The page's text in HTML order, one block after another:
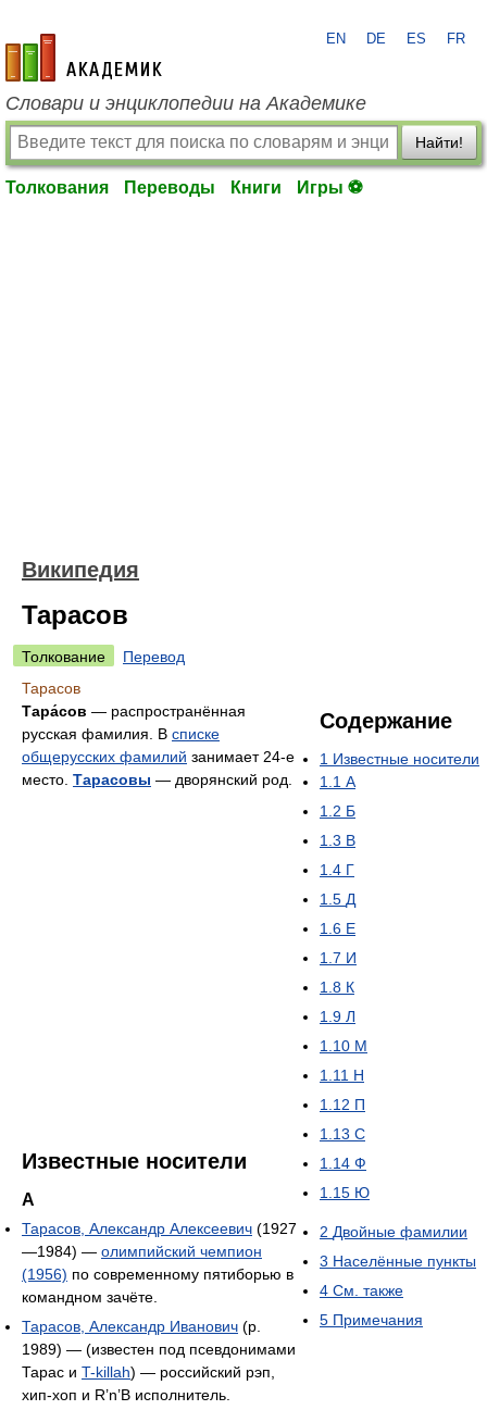
academic.ru
EN DE ES FR
Словари и энциклопедии на Академике
Найти!
Толкования Переводы Книги Игры ⚽
Википедия
Тарасов
Толкование
Перевод
Тарасов
Содержание
1 Известные носители
1.1 А
1.2 Б
1.3 В
1.4 Г
1.5 Д
1.6 Е
1.7 И
1.8 К
1.9 Л
1.10 М
1.11 Н
1.12 П
1.13 С
1.14 Ф
1.15 Ю
2 Двойные фамилии
3 Населённые пункты
4 См. также
5 Примечания
Тара́сов — распространённая
русская фамилия. В списке
общерусских фамилий занимает 24-е
место. Тарасовы — дворянский род.
Известные носители
А
Тарасов, Александр Алексеевич (1927
—1984) — олимпийский чемпион
(1956) по современному пятиборью в
командном зачёте.
Тарасов, Александр Иванович (р.
1989) — (известен под псевдонимами
Тарас и T-killah) — российский рэп,
хип-хоп и R’n’B исполнитель.